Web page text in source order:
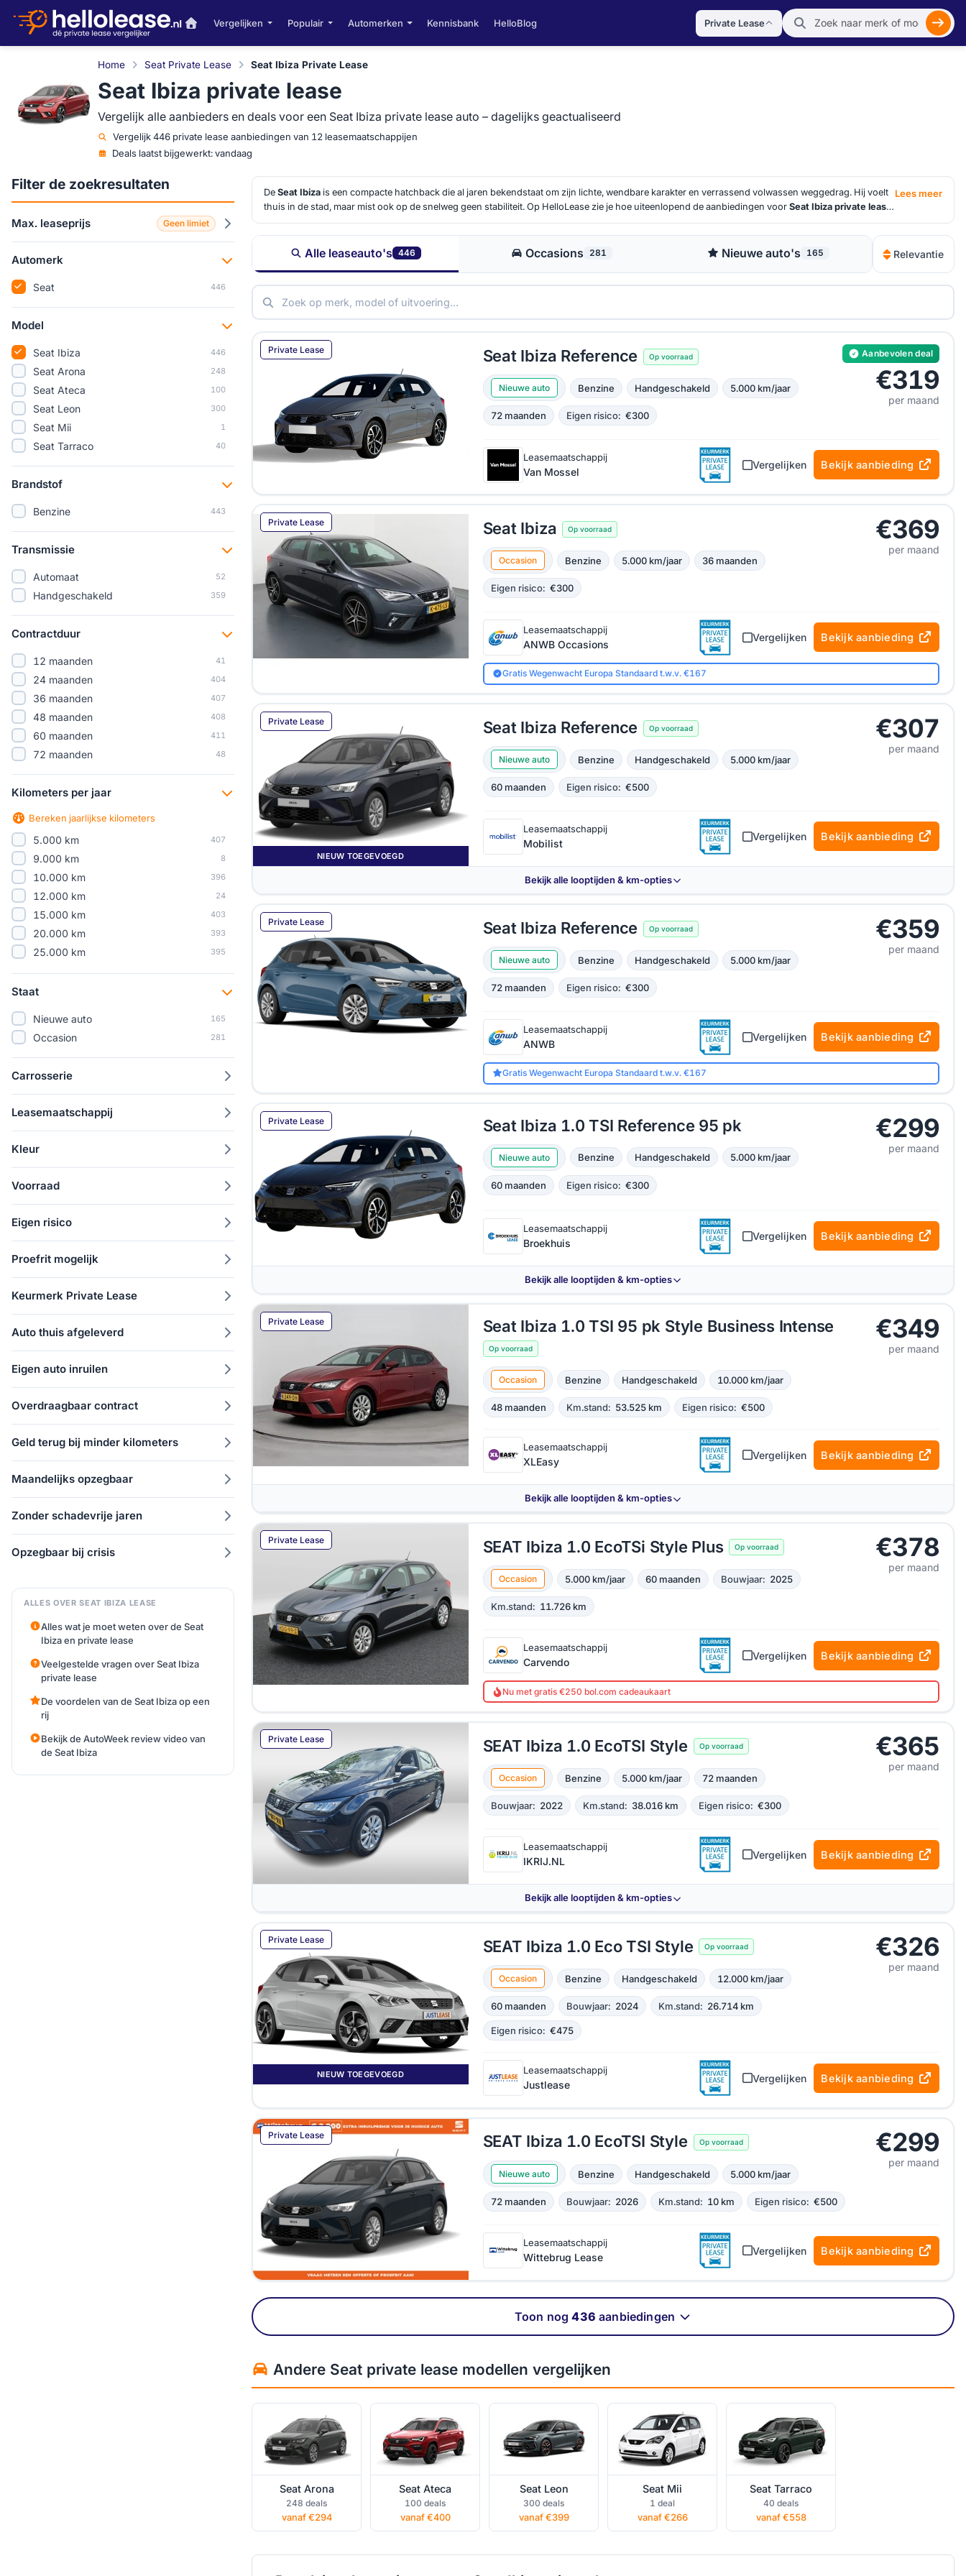
Vergelijken Populair Automerken Kennisbank HelloBlog Private Lease
Home Seat Private Lease Seat Ibiza Private Lease
Seat Ibiza private lease
Vergelijk alle aanbieders en deals voor een Seat Ibiza private lease auto – dagelijks geactualiseerd
Vergelijk446 private lease aanbiedingen van 12 leasemaatschappijen
Deals laatst bijgewerkt:vandaag
De Seat Ibiza is een compacte hatchback die al jaren bekendstaat om zijn lichte, wendbare karakter en verrassend volwassen weggedrag. Hij voelt
thuis in de stad, maar mist ook op de snelweg geen stabiliteit. Op HelloLease zie je hoe uiteenlopend de aanbiedingen voor Seat Ibiza private lease
kunnen zijn, van scherp geprijsde instapversies tot rijker uitgeruste uitvoeringen. Dat maakt het verschil tussen "gewoon rijden" en nét dat beetje
extra comfort een stuk inzichtelijker.
Lees meer
Alle leaseauto's 446 Occasions 281 Nieuwe auto's 165 Relevantie
Private Lease Seat Ibiza Reference Op voorraad Aanbevolen deal
€319
per maand
Nieuwe auto Benzine Handgeschakeld 5.000 km/jaar
72 maanden Eigen risico: €300
Leasemaatschappij
Van Mossel
Vergelijken Bekijk aanbieding
Private Lease Seat Ibiza Op voorraad €369
per maand
Occasion Benzine 5.000 km/jaar 36 maanden
Eigen risico: €300
Leasemaatschappij
ANWB Occasions
Vergelijken Bekijk aanbieding
Gratis Wegenwacht Europa Standaard t.w.v. €167
Private Lease
NIEUW TOEGEVOEGD
Seat Ibiza Reference Op voorraad €307
per maand
Nieuwe auto Benzine Handgeschakeld 5.000 km/jaar
60 maanden Eigen risico: €500
Leasemaatschappij
Mobilist
Vergelijken Bekijk aanbieding
Bekijk alle looptijden & km-opties
Private Lease Seat Ibiza Reference Op voorraad €359
per maand
Nieuwe auto Benzine Handgeschakeld 5.000 km/jaar
72 maanden Eigen risico: €300
Leasemaatschappij
ANWB
Vergelijken Bekijk aanbieding
Gratis Wegenwacht Europa Standaard t.w.v. €167
Private Lease Seat Ibiza 1.0 TSI Reference 95 pk €299
per maand
Nieuwe auto Benzine Handgeschakeld 5.000 km/jaar
60 maanden Eigen risico: €300
Leasemaatschappij
Broekhuis
Vergelijken Bekijk aanbieding
Bekijk alle looptijden & km-opties
Private Lease Seat Ibiza 1.0 TSI 95 pk Style Business Intense
Op voorraad
€349
per maand
Occasion Benzine Handgeschakeld 10.000 km/jaar
48 maanden Km.stand: 53.525 km Eigen risico: €500
Leasemaatschappij
XLEasy
Vergelijken Bekijk aanbieding
Bekijk alle looptijden & km-opties
Private Lease SEAT Ibiza 1.0 EcoTSi Style Plus Op voorraad €378
per maand
Occasion 5.000 km/jaar 60 maanden Bouwjaar: 2025
Km.stand: 11.726 km
Leasemaatschappij
Carvendo
Vergelijken Bekijk aanbieding
Nu met gratis €250 bol.com cadeaukaart
Private Lease SEAT Ibiza 1.0 EcoTSI Style Op voorraad €365
per maand
Occasion Benzine 5.000 km/jaar 72 maanden
Bouwjaar: 2022 Km.stand: 38.016 km Eigen risico: €300
Leasemaatschappij
IKRIJ.NL
Vergelijken Bekijk aanbieding
Bekijk alle looptijden & km-opties
Private Lease
NIEUW TOEGEVOEGD
SEAT Ibiza 1.0 Eco TSI Style Op voorraad €326
per maand
Occasion Benzine Handgeschakeld 12.000 km/jaar
60 maanden Bouwjaar: 2024 Km.stand: 26.714 km
Eigen risico: €475
Leasemaatschappij
Justlease
Vergelijken Bekijk aanbieding
Private Lease SEAT Ibiza 1.0 EcoTSI Style Op voorraad €299
per maand
Nieuwe auto Benzine Handgeschakeld 5.000 km/jaar
72 maanden Bouwjaar: 2026 Km.stand: 10 km Eigen risico: €500
Leasemaatschappij
Wittebrug Lease
Vergelijken Bekijk aanbieding
Toon nog436 aanbiedingen
Andere Seat private lease modellen vergelijken
Seat Arona private
lease
Seat Arona
248 deals
vanaf €294
Seat Ateca private
lease
Seat Ateca
100 deals
vanaf €400
Seat Leon private
lease
Seat Leon
300 deals
vanaf €399
Seat Mii
1 deal
vanaf €266
Seat Tarraco
40 deals
vanaf €558
Filter de zoekresultaten
Max. leaseprijs Geen limiet
Automerk
Seat 446
Model
Seat Ibiza 446
Seat Arona 248
Seat Ateca 100
Seat Leon 300
Seat Mii 1
Seat Tarraco 40
Brandstof
Benzine 443
Transmissie
Automaat 52
Handgeschakeld 359
Contractduur
12 maanden 41
24 maanden 404
36 maanden 407
48 maanden 408
60 maanden 411
72 maanden 48
Kilometers per jaar
Bereken jaarlijkse kilometers
5.000 km 407
9.000 km 8
10.000 km 396
12.000 km 24
15.000 km 403
20.000 km 393
25.000 km 395
30.000 km
35.000 km 34
Staat
Nieuwe auto 165
Occasion 281
Carrosserie
Leasemaatschappij
Kleur
Voorraad
Eigen risico
Proefrit mogelijk
Keurmerk Private Lease
Auto thuis afgeleverd
Eigen auto inruilen
Overdraagbaar contract
Geld terug bij minder kilometers
Maandelijks opzegbaar
Zonder schadevrije jaren
Opzegbaar bij crisis
ALLES OVER SEAT IBIZA LEASE
Alles wat je moet weten over de Seat
Ibiza en private lease
Veelgestelde vragen over Seat Ibiza
private lease
De voordelen van de Seat Ibiza op een
rij
Bekijk de AutoWeek review video van
de Seat Ibiza